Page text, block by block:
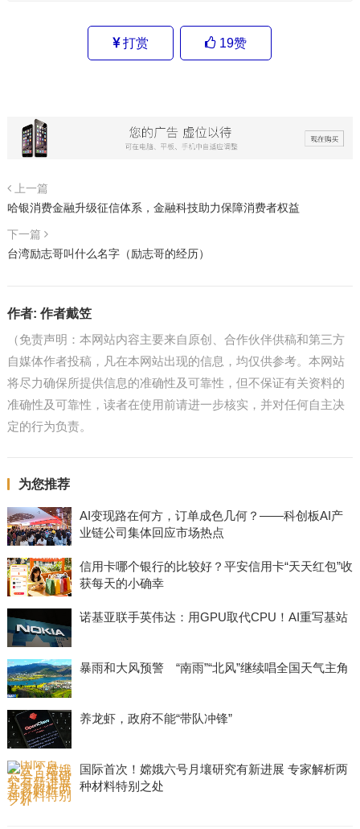
打赏 19赞
上一篇
哈银消费金融升级征信体系，金融科技助力保障消费者权益
下一篇
台湾励志哥叫什么名字（励志哥的经历）
作者: 作者戴笠
（免责声明：本网站内容主要来自原创、合作伙伴供稿和第三方
自媒体作者投稿，凡在本网站出现的信息，均仅供参考。本网站
将尽力确保所提供信息的准确性及可靠性，但不保证有关资料的
准确性及可靠性，读者在使用前请进一步核实，并对任何自主决
定的行为负责。
为您推荐
AI变现路在何方，订单成色几何？——科创板AI产
业链公司集体回应市场热点
信用卡哪个银行的比较好？平安信用卡“天天红包”收
获每天的小确幸
诺基亚联手英伟达：用GPU取代CPU！AI重写基站
暴雨和大风预警 “南雨”“北风”继续唱全国天气主角
养龙虾，政府不能“带队冲锋”
国际首次！嫦娥六号月壤研究有新进展 专家解析两
种材料特别之处